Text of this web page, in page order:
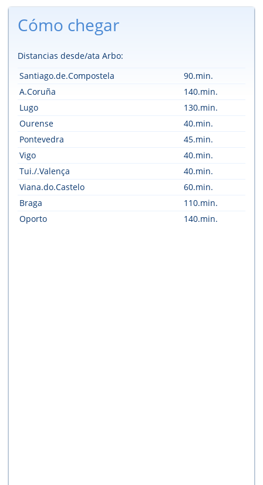
Cómo chegar
Distancias desde/ata Arbo:
Santiago.de.Compostela
90.min.
A.Coruña
140.min.
Lugo
130.min.
Ourense
40.min.
Pontevedra
45.min.
Vigo
40.min.
Tui./.Valença
40.min.
Viana.do.Castelo
60.min.
Braga
110.min.
Oporto
140.min.